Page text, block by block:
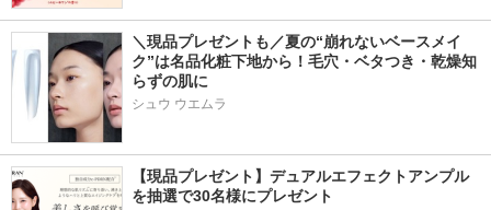
＼現品プレゼントも／夏の“崩れないベースメイ
ク”は名品化粧下地から！毛穴・ベタつき・乾燥知
らずの肌に
シュウ ウエムラ
【現品プレゼント】デュアルエフェクトアンプル
を抽選で30名様にプレゼント